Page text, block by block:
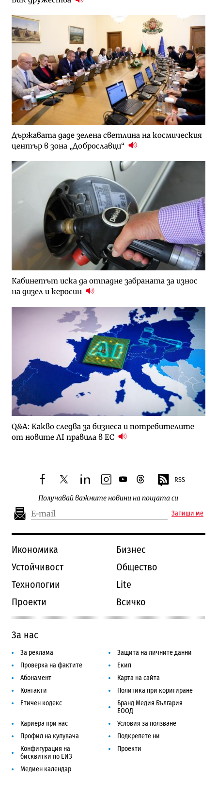
Държавата даде зелена светлина на космическия
център в зона „Доброславци“
Кабинетът иска да отпадне забраната за износ
на дизел и керосин
Q&A: Какво следва за бизнеса и потребителите
от новите AI правила в ЕС
facebooktwitterlinkedininstagram
youtubethreads RSS
Получавай важните новини на пощата си
Запиши ме
Икономика
Бизнес
Устойчивост
Общество
Технологии
Lite
Проекти
Всичко
За нас
За реклама
Защита на личните данни
Проверка на фактите
Екип
Абонамент
Карта на сайта
Контакти
Политика при коригиране
Етичен кодекс
Бранд Медия България
ЕООД
Кариера при нас
Условия за ползване
Профил на купувача
Подкрепете ни
Конфигурация на
бисквитки по ЕИЗ
Проекти
Медиен календар